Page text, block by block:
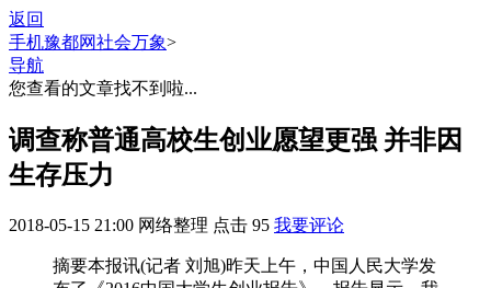
返回
手机豫都网社会万象>
导航
您查看的文章找不到啦...
调查称普通高校生创业愿望更强 并非因
生存压力
2018-05-15 21:00 网络整理 点击 95 我要评论
摘要本报讯(记者 刘旭)昨天上午，中国人民大学发